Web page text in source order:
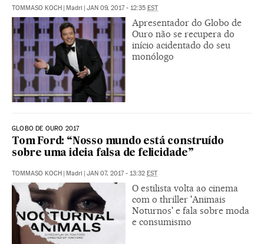
TOMMASO KOCH | Madri | JAN 09, 2017 - 12:35 EST
Apresentador do Globo de
Ouro não se recupera do
início acidentado do seu
monólogo
GLOBO DE OURO 2017
Tom Ford: “Nosso mundo está construído
sobre uma ideia falsa de felicidade”
TOMMASO KOCH Madri JAN 07, 2017 - 13:32 EST
O estilista volta ao cinema
com o thriller 'Animais
Noturnos' e fala sobre moda
e consumismo